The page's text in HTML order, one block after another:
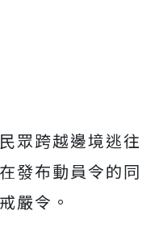
眾跨越邊境逃往
發布動員令的同
嚴令。